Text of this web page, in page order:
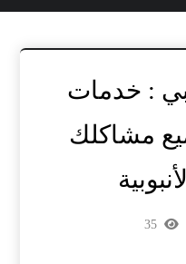
: خدمات
مشاكلك
35